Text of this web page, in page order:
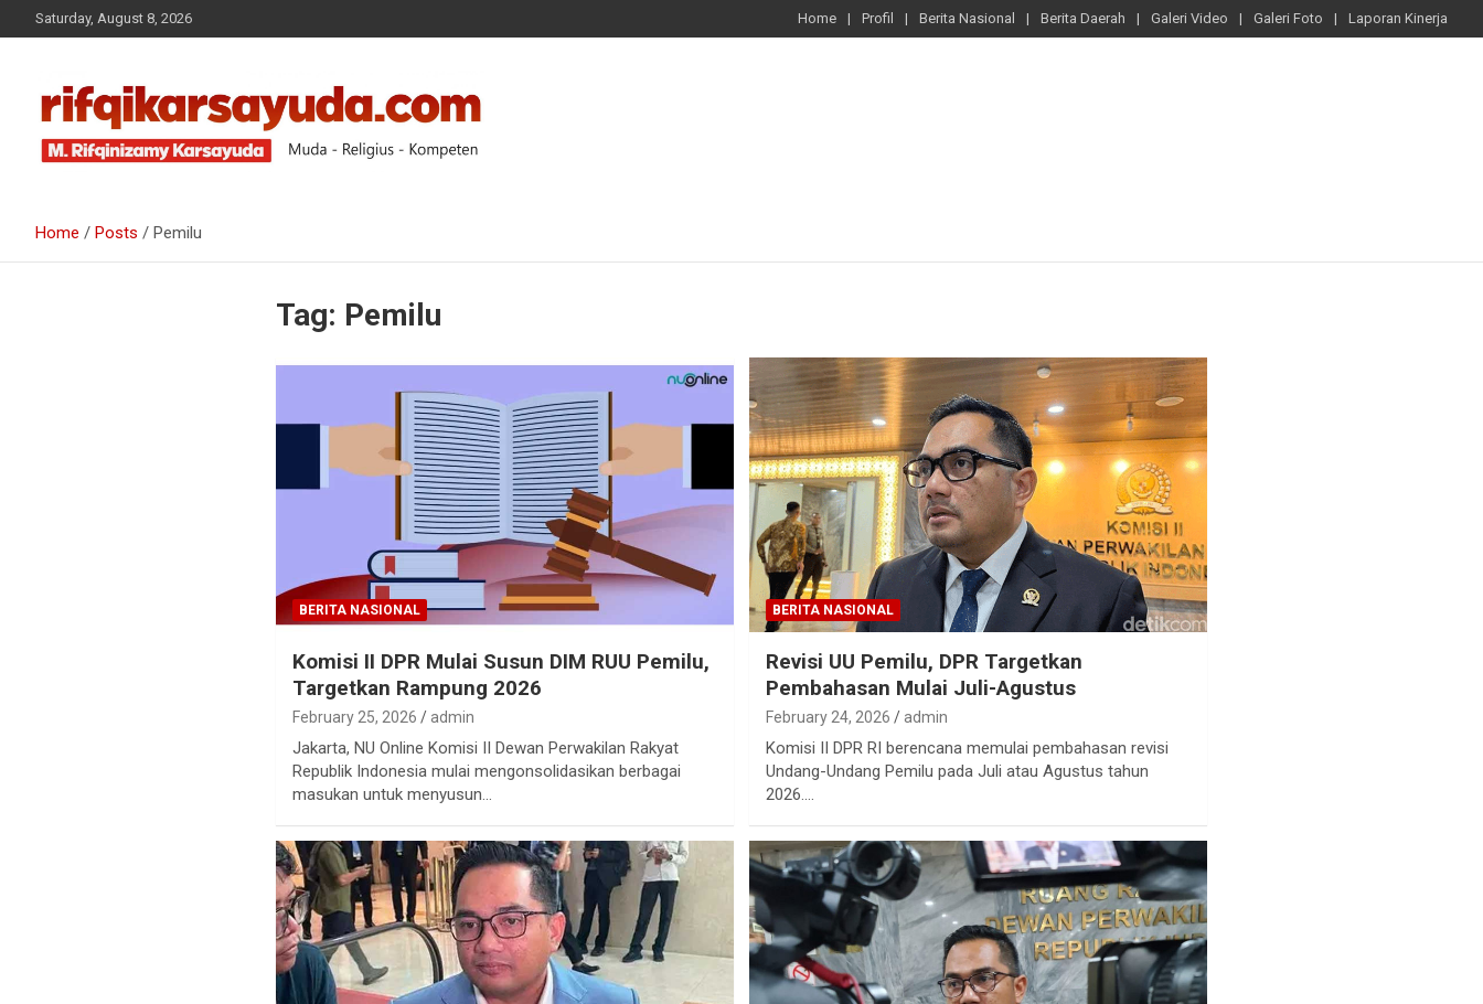
Saturday, August 8, 2026 Home Profil Berita Nasional Berita Daerah Galeri Video Galeri Foto Laporan Kinerja
Home Posts Pemilu
Tag: Pemilu
BERITA NASIONAL
Komisi II DPR Mulai Susun DIM RUU Pemilu,
Targetkan Rampung 2026
February 25, 2026 admin
Jakarta, NU Online Komisi II Dewan Perwakilan Rakyat
Republik Indonesia mulai mengonsolidasikan berbagai
masukan untuk menyusun…
BERITA NASIONAL
Revisi UU Pemilu, DPR Targetkan
Pembahasan Mulai Juli-Agustus
February 24, 2026 admin
Komisi II DPR RI berencana memulai pembahasan revisi
Undang-Undang Pemilu pada Juli atau Agustus tahun
2026.…